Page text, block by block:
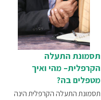
תסמונת התעלה
הקרפלית– מהי ואיך
מטפלים בה?
תסמונת התעלה הקרפלית הינה